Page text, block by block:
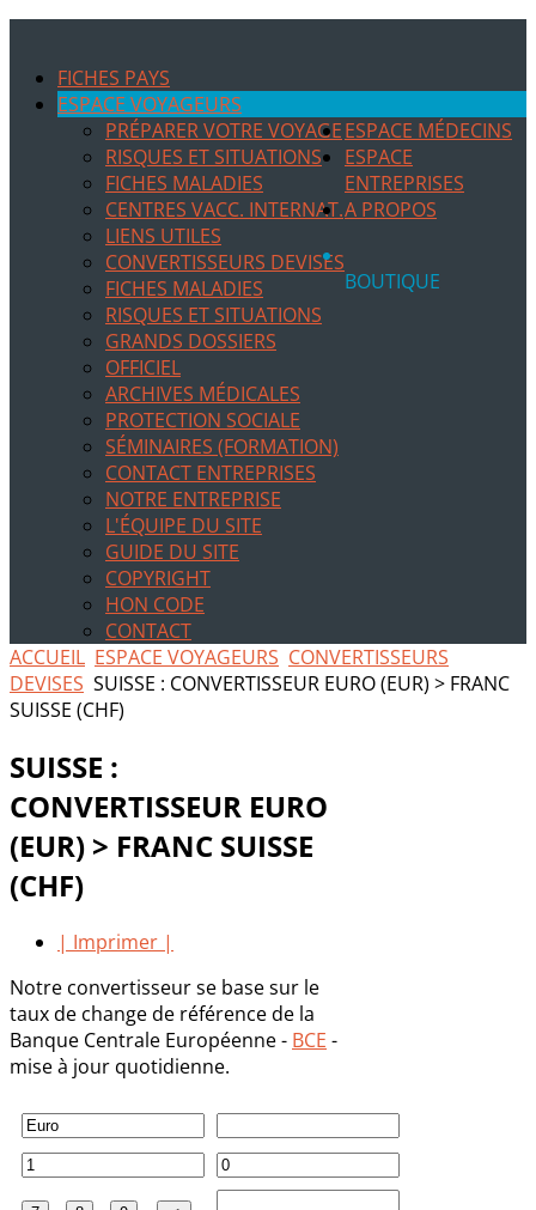
FICHES PAYS
ESPACE VOYAGEURS
PRÉPARER VOTRE VOYAGE
RISQUES ET SITUATIONS
FICHES MALADIES
CENTRES VACC. INTERNAT.
LIENS UTILES
CONVERTISSEURS DEVISES
ESPACE MÉDECINS
FICHES MALADIES
RISQUES ET SITUATIONS
GRANDS DOSSIERS
OFFICIEL
ARCHIVES MÉDICALES
ESPACE
ENTREPRISES
PROTECTION SOCIALE
SÉMINAIRES (FORMATION)
CONTACT ENTREPRISES
A PROPOS
NOTRE ENTREPRISE
L'ÉQUIPE DU SITE
GUIDE DU SITE
COPYRIGHT
HON CODE
CONTACT
BOUTIQUE
ACCUEIL ESPACE VOYAGEURS CONVERTISSEURS
DEVISES SUISSE : CONVERTISSEUR EURO (EUR) > FRANC
SUISSE (CHF)
SUISSE :
CONVERTISSEUR EURO
(EUR) > FRANC SUISSE
(CHF)
| Imprimer |
Notre convertisseur se base sur le
taux de change de référence de la
Banque Centrale Européenne - BCE -
mise à jour quotidienne.